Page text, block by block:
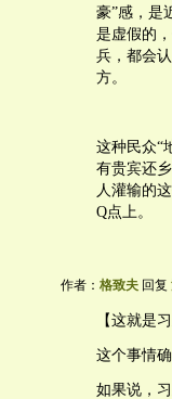
豪”感，是
是虚假的
兵，都会
方。
这种民众“
有贵宾还
人灌输的
Q点上。
作者： 格致夫 回复
【这就是
这个事情
如果说，